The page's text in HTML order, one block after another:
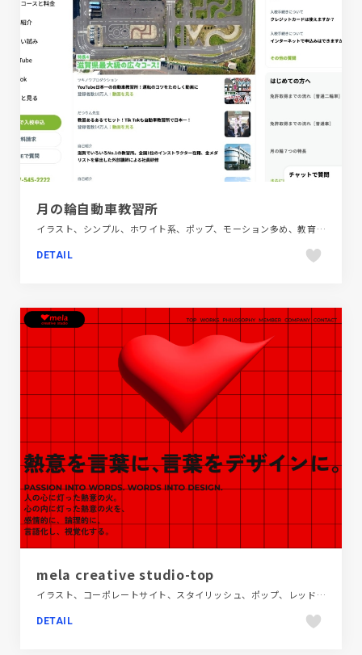
月の輪自動車教習所
イラスト、シンプル、ホワイト系、ポップ、モーション多め、教育・学校、自動車・乗り物・交通
DETAIL
mela creative studio-top
イラスト、コーポレートサイト、スタイリッシュ、ポップ、レッド系、金融・法律・人材・専門職
DETAIL